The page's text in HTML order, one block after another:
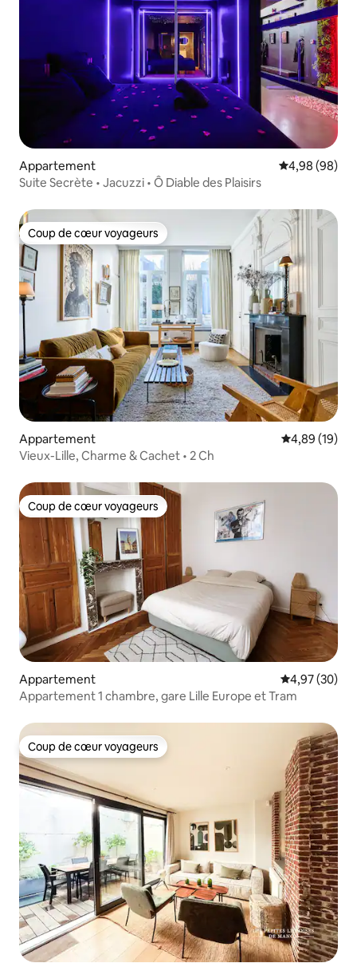
Appartement Évaluation
4,98 (98)
Suite Secrète • Jacuzzi • Ô Diable des Plaisirs
Coup de cœur voyageurs
Coup de cœur voyageurs
Appartement Évaluation
4,89 (19)
Vieux-Lille, Charme & Cachet • 2 Ch
Coup de cœur voyageurs
Coup de cœur voyageurs
Appartement Évaluation
4,97 (30)
Appartement 1 chambre, gare Lille Europe et Tram
Coup de cœur voyageurs
Coup de cœur voyageurs